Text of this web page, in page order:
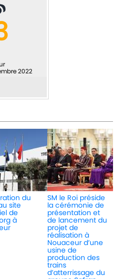
commerciale
exportatrices
d’exportation du tissu
2022
du
site
de
à
SM le Roi préside
la cérémonie de
présentation et
de lancement du
projet de
réalisation à
Nouaceur d’une
usine de
production des
trains
d’atterrissage du